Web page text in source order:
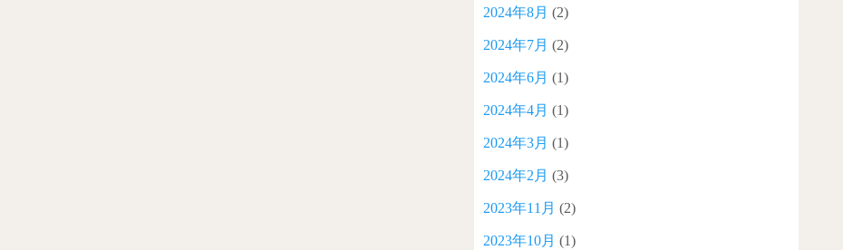
2024年8月 (2)
2024年7月 (2)
2024年6月 (1)
2024年4月 (1)
2024年3月 (1)
2024年2月 (3)
2023年11月 (2)
2023年10月 (1)